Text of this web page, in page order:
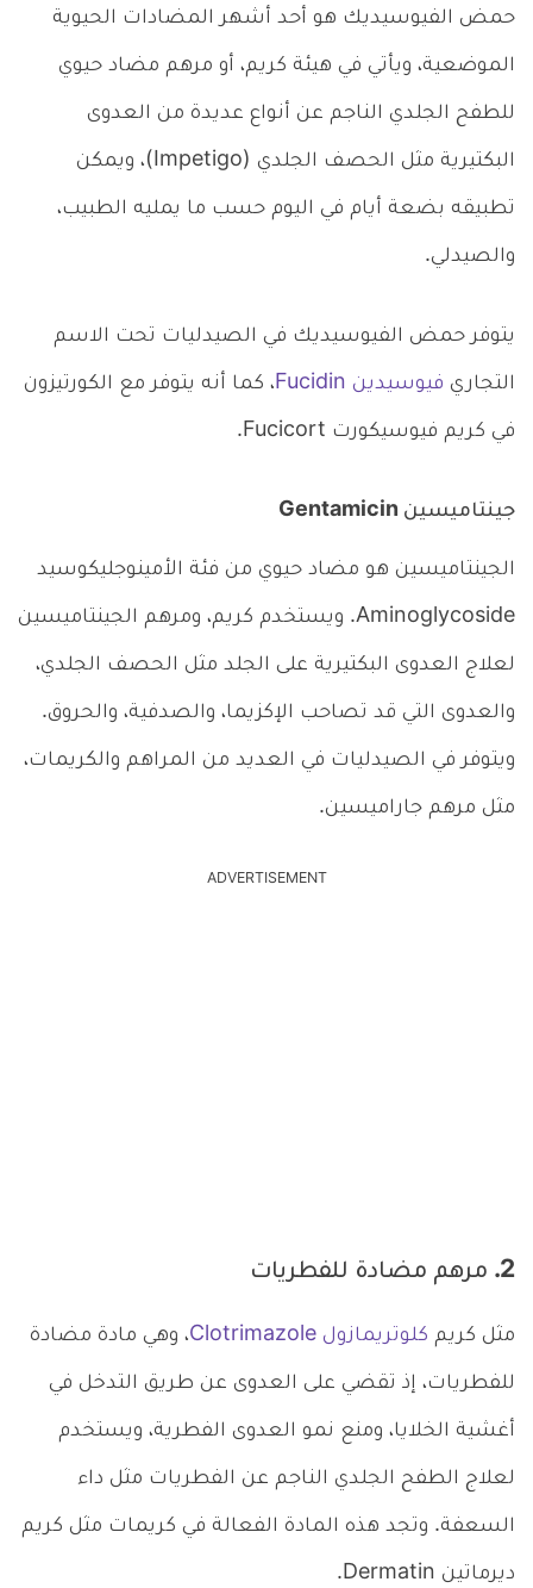
حمض الفيوسيديك هو أحد أشهر المضادات الحيوية
الموضعية، ويأتي في هيئة كريم، أو مرهم مضاد حيوي
للطفح الجلدي الناجم عن أنواع عديدة من العدوى
البكتيرية مثل الحصف الجلدي (Impetigo)، ويمكن
تطبيقه بضعة أيام في اليوم حسب ما يمليه الطبيب،
والصيدلي.
يتوفر حمض الفيوسيديك في الصيدليات تحت الاسم
التجاري فيوسيدين Fucidin ، كما أنه يتوفر مع الكورتيزون
في كريم فيوسيكورت Fucicort.
جينتاميسين Gentamicin
الجينتاميسين هو مضاد حيوي من فئة الأمينوجليكوسيد
Aminoglycoside. ويستخدم كريم، ومرهم الجينتاميسين
لعلاج العدوى البكتيرية على الجلد مثل الحصف الجلدي،
والعدوى التي قد تصاحب الإكزيما، والصدفية، والحروق.
ويتوفر في الصيدليات في العديد من المراهم والكريمات،
مثل مرهم جاراميسين.
ADVERTISEMENT
2. مرهم مضادة للفطريات
مثل كريم كلوتريمازول Clotrimazole ، وهي مادة مضادة
للفطريات، إذ تقضي على العدوى عن طريق التدخل في
أغشية الخلايا، ومنع نمو العدوى الفطرية، ويستخدم
لعلاج الطفح الجلدي الناجم عن الفطريات مثل داء
السعفة. وتجد هذه المادة الفعالة في كريمات مثل كريم
ديرماتين Dermatin.